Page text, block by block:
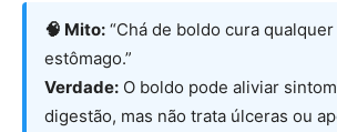
🧠 Mito: “Chá de boldo cura
estômago.”
Verdade: O boldo pode aliviar
digestão, mas não trata úlceras ou